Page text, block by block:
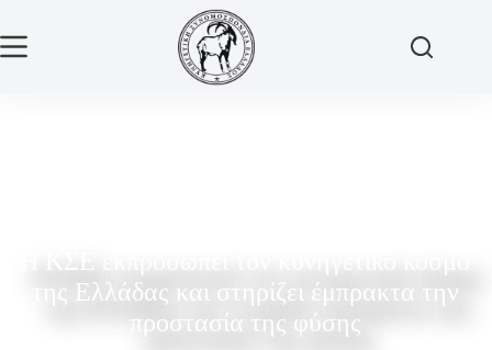
της Ελλάδας και στηρίζει έμπρακτα την
προστασία της φύσης